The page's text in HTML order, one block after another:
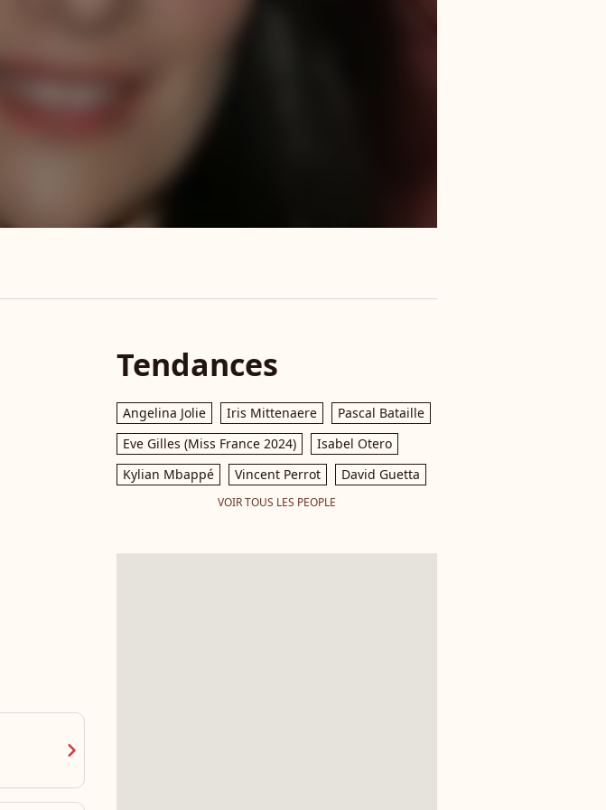
chevron_right
Tendances
Angelina Jolie Iris Mittenaere
Pascal Bataille
Eve Gilles (Miss France 2024)
Isabel Otero
Kylian Mbappé
Vincent Perrot David Guetta
VOIR TOUS LES PEOPLE